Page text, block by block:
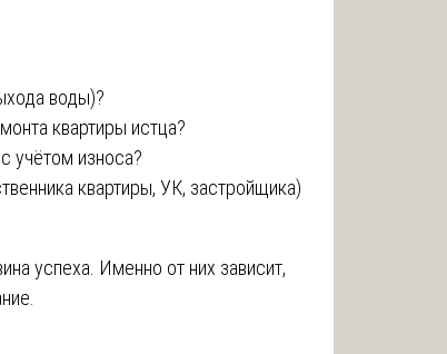
воды)?
квартиры истца?
учётом износа?
квартиры, УК, застройщика)
успеха. Именно от них зависит,